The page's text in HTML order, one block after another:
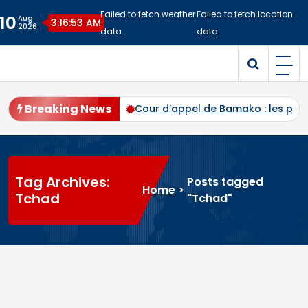
to
10 Aug
2026
3:16:54 AM
Failed to fetch weather
data.
Failed to fetch location
data.
Breaking News
plus de 94 % des voix Cour d’appel de Bamako : les
Tag Archives:
Tchad
Home>
Posts tagged
"Tchad"